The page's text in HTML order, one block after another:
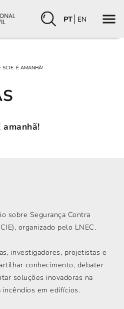
PT EN
SCIE: É AMANHÃ!
amanhã!
sobre Segurança Contra
organizado pelo LNEC.
investigadores, projetistas e
conhecimento, debater
soluções inovadoras na
incêndios em edifícios.